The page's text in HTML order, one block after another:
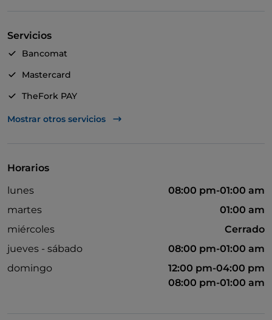
Servicios
Bancomat
Mastercard
TheFork PAY
UnionPay via TheFork PAY
Wi-Fi
Mostrar otros servicios
Horarios
lunes
08:00 pm-01:00 am
martes
01:00 am
miércoles
Cerrado
jueves - sábado
08:00 pm-01:00 am
domingo
12:00 pm-04:00 pm
08:00 pm-01:00 am